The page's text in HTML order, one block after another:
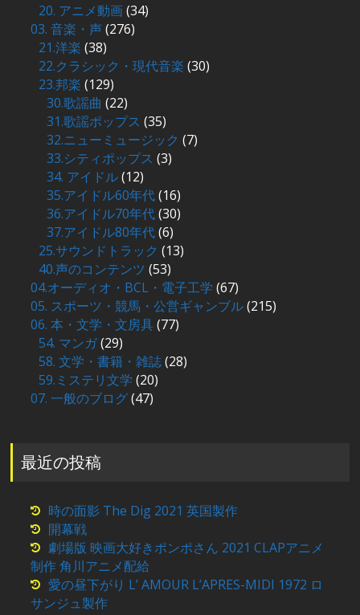
20. アニメ動画(34)
03. 音楽・声(276)
21.洋楽 (38)
22.クラシック・現代音楽 (30)
23.邦楽 (129)
30.歌謡曲 (22)
31.歌謡ポップス (35)
32.ニューミュージック (7)
33.シティポップス (3)
34. アイドル(12)
35.アイドル60年代(16)
36.アイドル70年代(30)
37.アイドル80年代(6)
25.サウンドトラック (13)
40.声のコンテンツ (53)
04.オーディオ・BCL・電子工学 (67)
05. スポーツ・競馬・公営ギャンブル(215)
06. 本・文学・文房具(77)
54. マンガ(29)
58. 文学・書籍・雑誌(28)
59.ミステリ文学 (20)
07. 一般のブログ(47)
最近の投稿
時の面影 The Dig 2021 英国製作
開幕戦
劇場版 映画大好きポンポさん 2021 CLAPアニメ
制作 角川アニメ配給
愛の昼下がり L’ AMOUR L’APRES-MIDI 1972 ロ
サンジュ製作